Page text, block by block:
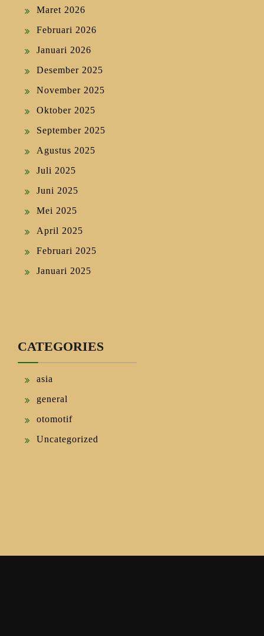
Maret 2026
Februari 2026
Januari 2026
Desember 2025
November 2025
Oktober 2025
September 2025
Agustus 2025
Juli 2025
Juni 2025
Mei 2025
April 2025
Februari 2025
Januari 2025
CATEGORIES
asia
general
otomotif
Uncategorized